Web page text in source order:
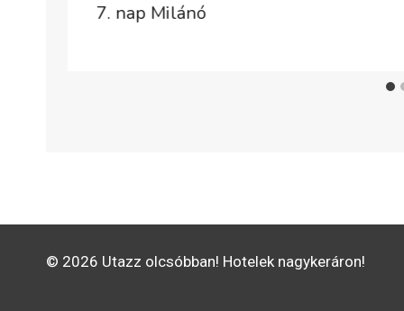
7. nap Milánó
© 2026 Utazz olcsóbban! Hotelek nagykeráron!